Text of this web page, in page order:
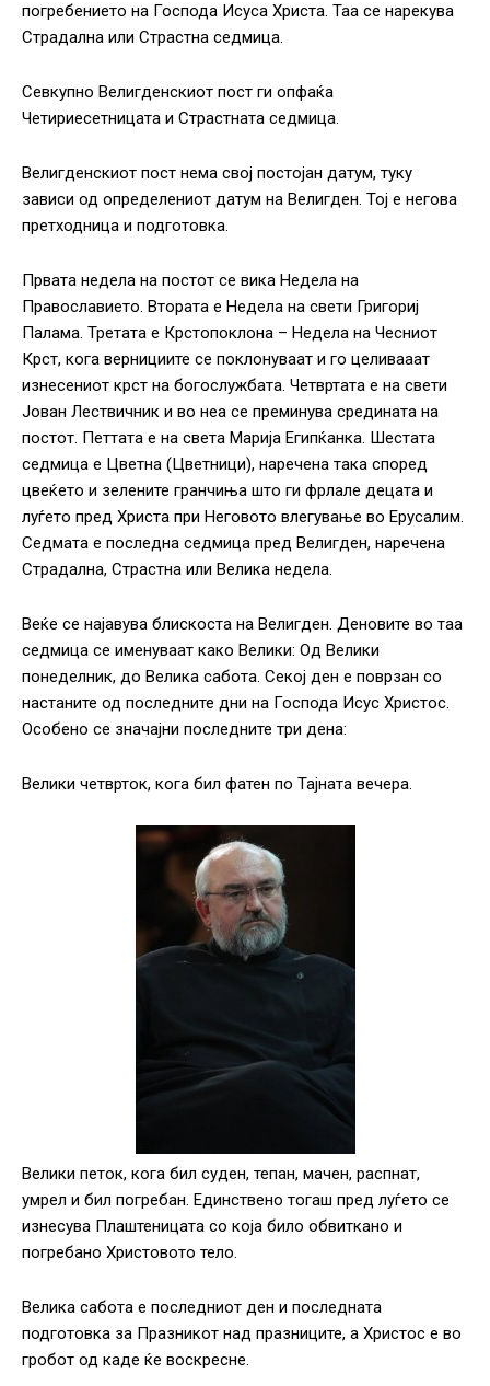
погребението на Господа Исуса Христа. Таа се нарекува
Страдална или Страстна седмица.
Севкупно Велигденскиот пост ги опфаќа
Четириесетницата и Страстната седмица.
Велигденскиот пост нема свој постојан датум, туку
зависи од определениот датум на Велигден. Тој е негова
претходница и подготовка.
Првата недела на постот се вика Недела на
Православието. Втората е Недела на свети Григориј
Палама. Третата е Крстопоклона – Недела на Чесниот
Крст, кога вернициите се поклонуваат и го целивааат
изнесениот крст на богослужбата. Четвртата е на свети
Јован Лествичник и во неа се преминува средината на
постот. Петтата е на света Марија Египќанка. Шестата
седмица е Цветна (Цветници), наречена така според
цвеќето и зелените гранчиња што ги фрлале децата и
луѓето пред Христа при Неговото влегување во Ерусалим.
Седмата е последна седмица пред Велигден, наречена
Страдална, Страстна или Велика недела.
Веќе се најавува блискоста на Велигден. Деновите во таа
седмица се именуваат како Велики: Од Велики
понеделник, до Велика сабота. Секој ден е поврзан со
настаните од последните дни на Господа Исус Христос.
Особено се значајни последните три дена:
Велики четврток, кога бил фатен по Тајната вечера.
Велики петок, кога бил суден, тепан, мачен, распнат,
умрел и бил погребан. Единствено тогаш пред луѓето се
изнесува Плаштеницата со која било обвиткано и
погребано Христовото тело.
Велика сабота е последниот ден и последната
подготовка за Празникот над празниците, а Христос е во
гробот од каде ќе воскресне.